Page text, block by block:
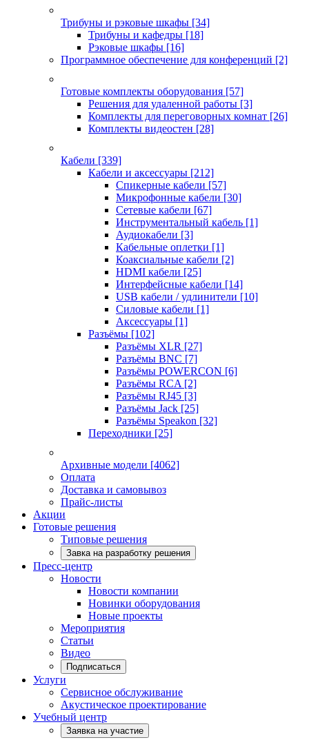
Трибуны и рэковые шкафы [34]
Трибуны и кафедры [18]
Рэковые шкафы [16]
Программное обеспечение для конференций [2]
Готовые комплекты оборудования [57]
Решения для удаленной работы [3]
Комплекты для переговорных комнат [26]
Комплекты видеостен [28]
Кабели [339]
Кабели и аксессуары [212]
Спикерные кабели [57]
Микрофонные кабели [30]
Сетевые кабели [67]
Инструментальный кабель [1]
Аудиокабели [3]
Кабельные оплетки [1]
Коаксиальные кабели [2]
HDMI кабели [25]
Интерфейсные кабели [14]
USB кабели / удлинители [10]
Силовые кабели [1]
Аксессуары [1]
Разъёмы [102]
Разъёмы XLR [27]
Разъёмы BNC [7]
Разъёмы POWERCON [6]
Разъёмы RCA [2]
Разъёмы RJ45 [3]
Разъёмы Jack [25]
Разъёмы Speakon [32]
Переходники [25]
Архивные модели [4062]
Оплата
Доставка и самовывоз
Прайс-листы
Акции
Готовые решения
Типовые решения
Завка на разработку решения
Пресс-центр
Новости
Новости компании
Новинки оборудования
Новые проекты
Мероприятия
Статьи
Видео
Подписаться
Услуги
Сервисное обслуживание
Акустическое проектирование
Учебный центр
Заявка на участие